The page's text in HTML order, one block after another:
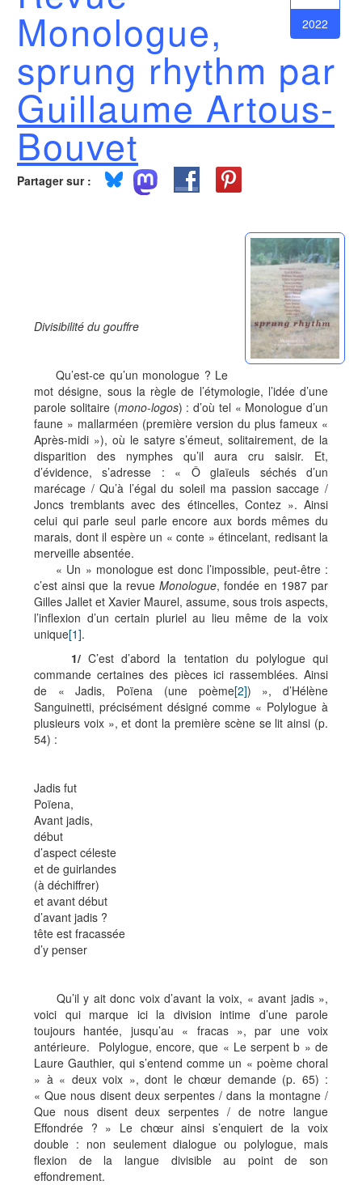
2022
Monologue,
sprung rhythm par
Guillaume Artous-
Bouvet
Partager sur :
Divisibilité du gouffre
Qu’est-ce qu’un monologue ? Le
mot désigne, sous la règle de l’étymologie, l’idée d’une
parole solitaire (mono-logos) : d’où tel « Monologue d’un
faune » mallarméen (première version du plus fameux «
Après-midi »), où le satyre s’émeut, solitairement, de la
disparition des nymphes qu’il aura cru saisir. Et,
d’évidence, s’adresse : « Ô glaïeuls séchés d’un
marécage / Qu’à l’égal du soleil ma passion saccage /
Joncs tremblants avec des étincelles, Contez ». Ainsi
celui qui parle seul parle encore aux bords mêmes du
marais, dont il espère un « conte » étincelant, redisant la
merveille absentée.
« Un » monologue est donc l’impossible, peut-être :
c’est ainsi que la revueMonologue, fondée en 1987 par
Gilles Jallet et Xavier Maurel, assume, sous trois aspects,
l’inflexion d’un certain pluriel au lieu même de la voix
unique[1].
1/C’est d’abord la tentation du polylogue qui
commande certaines des pièces ici rassemblées. Ainsi
de « Jadis, Poïena (une poème[2]) », d’Hélène
Sanguinetti, précisément désigné comme « Polylogue à
plusieurs voix », et dont la première scène se lit ainsi (p.
54) :
Jadis fut
Poïena,
Avant jadis,
début
d’aspect céleste
et de guirlandes
(à déchiffrer)
et avant début
d’avant jadis ?
tête est fracassée
d’y penser
Qu’il y ait donc voix d’avant la voix, « avant jadis »,
voici qui marque ici la division intime d’une parole
toujours hantée, jusqu’au « fracas », par une voix
antérieure. Polylogue, encore, que « Le serpent b » de
Laure Gauthier, qui s’entend comme un « poème choral
» à « deux voix », dont le chœur demande (p. 65) :
« Que nous disent deux serpentes / dans la montagne /
Que nous disent deux serpentes / de notre langue
Effondrée ? » Le chœur ainsi s’enquiert de la voix
double : non seulement dialogue ou polylogue, mais
flexion de la langue divisible au point de son
effondrement.